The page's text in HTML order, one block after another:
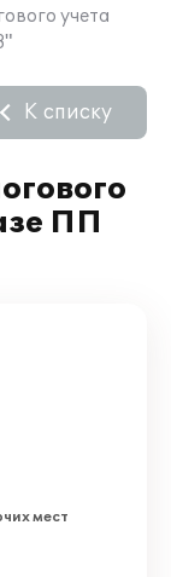
учета
ПП
К списку
мест